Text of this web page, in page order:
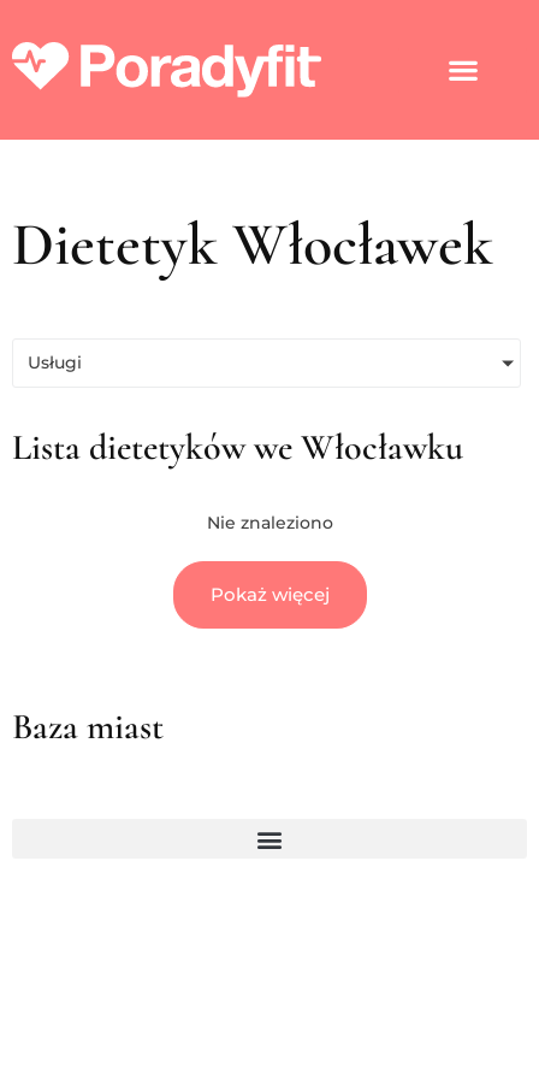
Dietetyk Włocławek
Usługi
Lista dietetyków we Włocławku
Nie znaleziono
Pokaż więcej
Baza miast